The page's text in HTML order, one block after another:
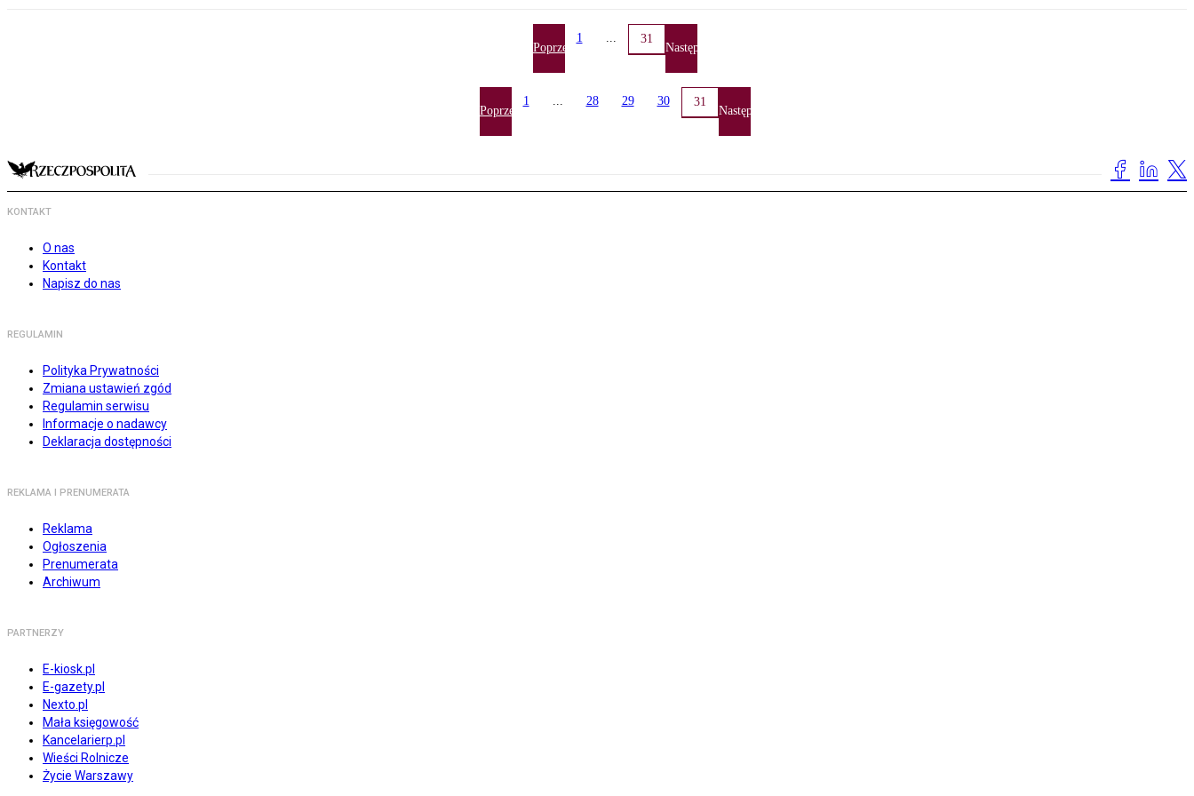
Poprzednia
1 31
Następna
Poprzednia
1 28 29 30 31
Następna
KONTAKT
O nas
Kontakt
Napisz do nas
REGULAMIN
Polityka Prywatności
Zmiana ustawień zgód
Regulamin serwisu
Informacje o nadawcy
Deklaracja dostępności
REKLAMA I PRENUMERATA
Reklama
Ogłoszenia
Prenumerata
Archiwum
PARTNERZY
E-kiosk.pl
E-gazety.pl
Nexto.pl
Mała księgowość
Kancelarierp.pl
Wieści Rolnicze
Życie Warszawy